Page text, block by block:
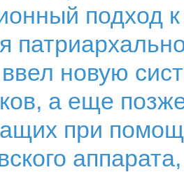
подход
новую
а еще
при